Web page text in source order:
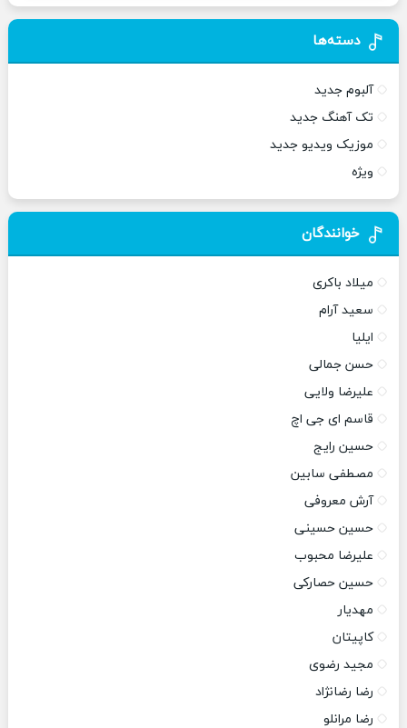
دسته‌ها
آلبوم جدید
تک آهنگ جدید
موزیک ویدیو جدید
ویژه
خوانندگان
میلاد باکری
سعید آرام
ایلیا
حسن جمالی
علیرضا ولایی
قاسم ای جی اچ
حسین رایج
مصطفی سابین
آرش معروفی
حسین حسینی
علیرضا محبوب
حسین حصارکی
مهدیار
کاپیتان
مجید رضوی
رضا رضانژاد
رضا مرانلو